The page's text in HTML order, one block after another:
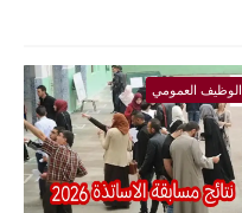
الوظيف العمومي